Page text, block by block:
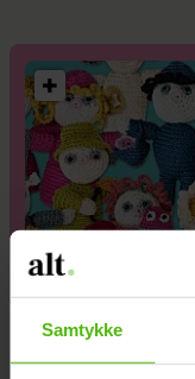
Samtykke